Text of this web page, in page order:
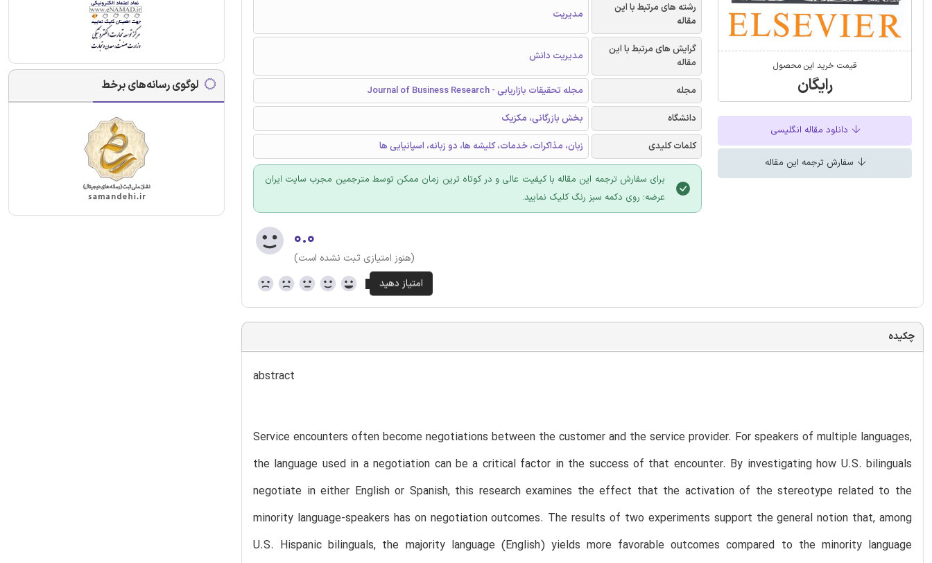
قیمت خرید این محصول
رایگان
دانلود مقاله انگلیسی
سفارش ترجمه این مقاله
رشته های مرتبط با این
مقاله
مدیریت
گرایش های مرتبط با این
مقاله
مدیریت دانش
مجله
مجله تحقیقات بازاریابی - Journal of Business Research
دانشگاه
بخش بازرگانی، مکزیک
کلمات کلیدی
زبان، مذاکرات، خدمات، کلیشه ها، دو زبانه، اسپانیایی ها
برای سفارش ترجمه این مقاله با کیفیت عالی و در کوتاه ترین زمان ممکن توسط مترجمین مجرب سایت ایران
عرضه؛ روی دکمه سبز رنگ کلیک نمایید.
۰.۰
(هنوز امتیازی ثبت نشده است)
چکیده
abstract
Service encounters often become negotiations between the customer and the service provider. For speakers of multiple languages,
the language used in a negotiation can be a critical factor in the success of that encounter. By investigating how U.S. bilinguals
negotiate in either English or Spanish, this research examines the effect that the activation of the stereotype related to the
minority language-speakers has on negotiation outcomes. The results of two experiments support the general notion that, among
U.S. Hispanic bilinguals, the majority language (English) yields more favorable outcomes compared to the minority language
لوگوی رسانه‌های برخط